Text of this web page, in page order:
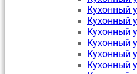
Кухонный
Кухонный
Кухонный
Кухонный
Кухонный
Кухонный